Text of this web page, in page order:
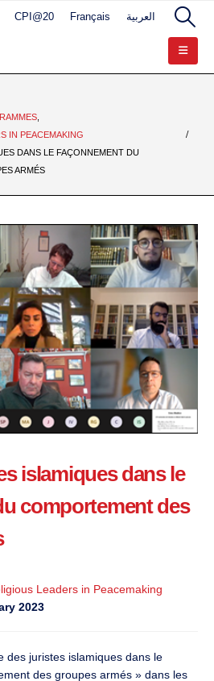
CPI@20 Français العربية
IN PEACEMAKING
DANS LE FAÇONNEMENT DU
ARMÉS
islamiques dans le
comportement des
Leaders in Peacemaking
2023
des juristes islamiques dans le
des groupes armés » dans les